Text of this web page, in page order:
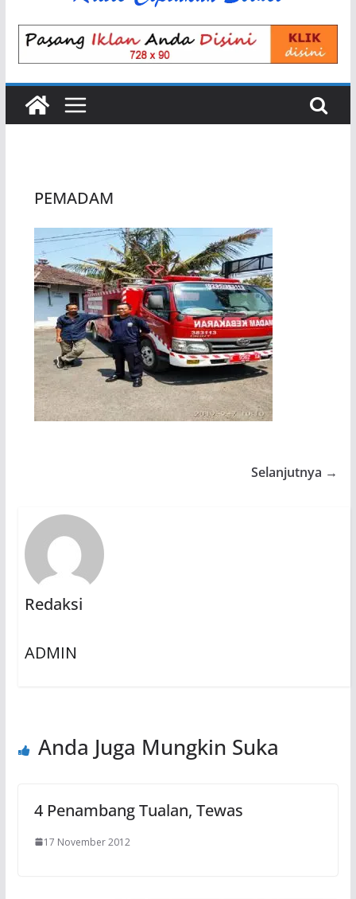
PEMADAM
Selanjutnya →
Redaksi
ADMIN
Anda Juga Mungkin Suka
4 Penambang Tualan, Tewas
17 November 2012